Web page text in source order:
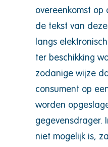
overeenkomst
de tekst van
langs
ter beschikking
zodanige wijze
consument op
worden
gegevensdrager.
niet mogelijk is,